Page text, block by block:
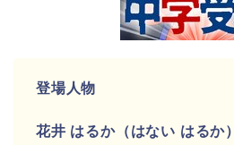
登場人物
花井 はるか（はない はるか）